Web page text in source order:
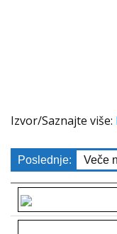
Izvor/Saznajte više:
Poslednje: Veče